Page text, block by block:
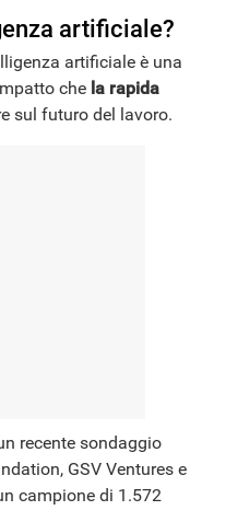
artificiale?
artificiale è una
che la rapida
sul futuro del lavoro.
recente sondaggio
GSV Ventures e
campione di 1.572